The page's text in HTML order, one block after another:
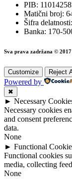
PIB:
Matični broj:
Šifra
Banka: 170-
Sva prava zadržana ©
Customize Reject
Powered by
✖
► Necessary
Necessary cookies
and consent
data.
None
► Functional
Functional cookies
media, collecting
None